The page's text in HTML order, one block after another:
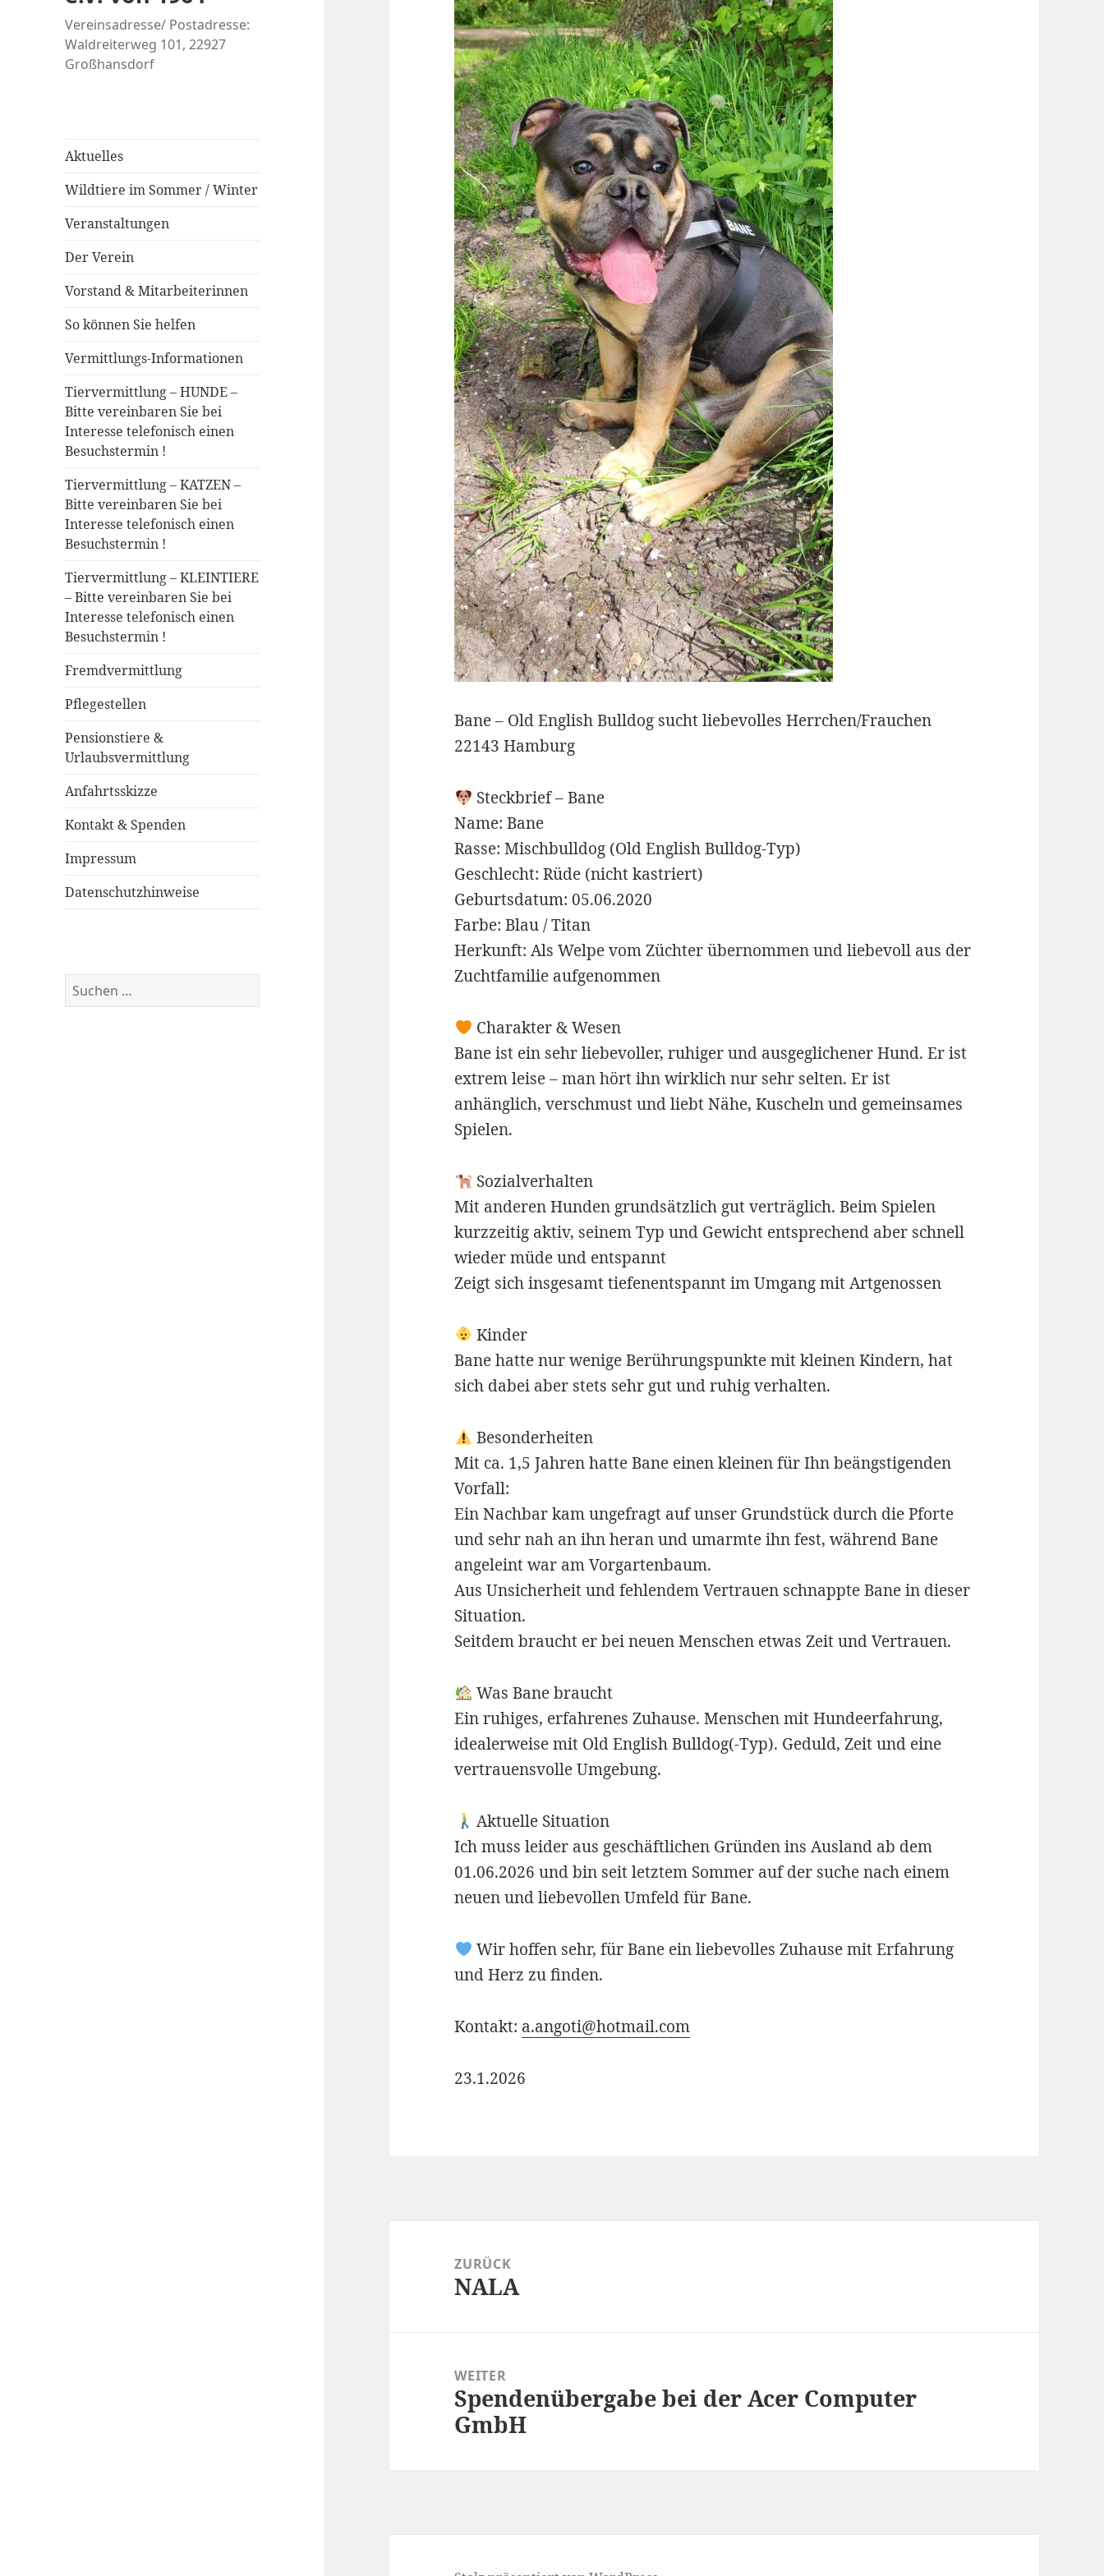
Vereinsadresse/ Postadresse:
Waldreiterweg 101, 22927
Großhansdorf
Aktuelles
Wildtiere im Sommer / Winter
Veranstaltungen
Der Verein
Vorstand & Mitarbeiterinnen
So können Sie helfen
Vermittlungs-Informationen
Tiervermittlung – HUNDE –
Bitte vereinbaren Sie bei
Interesse telefonisch einen
Besuchstermin !
Tiervermittlung – KATZEN –
Bitte vereinbaren Sie bei
Interesse telefonisch einen
Besuchstermin !
Tiervermittlung – KLEINTIERE
– Bitte vereinbaren Sie bei
Interesse telefonisch einen
Besuchstermin !
Fremdvermittlung
Pflegestellen
Pensionstiere &
Urlaubsvermittlung
Anfahrtsskizze
Kontakt & Spenden
Impressum
Datenschutzhinweise
Suchen
nach:
Bane – Old English Bulldog sucht liebevolles Herrchen/Frauchen
22143 Hamburg
Steckbrief – Bane
Name: Bane
Rasse: Mischbulldog (Old English Bulldog-Typ)
Geschlecht: Rüde (nicht kastriert)
Geburtsdatum: 05.06.2020
Farbe: Blau / Titan
Herkunft: Als Welpe vom Züchter übernommen und liebevoll aus der
Zuchtfamilie aufgenommen
Charakter & Wesen
Bane ist ein sehr liebevoller, ruhiger und ausgeglichener Hund. Er ist
extrem leise – man hört ihn wirklich nur sehr selten. Er ist
anhänglich, verschmust und liebt Nähe, Kuscheln und gemeinsames
Spielen.
Sozialverhalten
Mit anderen Hunden grundsätzlich gut verträglich. Beim Spielen
kurzzeitig aktiv, seinem Typ und Gewicht entsprechend aber schnell
wieder müde und entspannt
Zeigt sich insgesamt tiefenentspannt im Umgang mit Artgenossen
Kinder
Bane hatte nur wenige Berührungspunkte mit kleinen Kindern, hat
sich dabei aber stets sehr gut und ruhig verhalten.
Besonderheiten
Mit ca. 1,5 Jahren hatte Bane einen kleinen für Ihn beängstigenden
Vorfall:
Ein Nachbar kam ungefragt auf unser Grundstück durch die Pforte
und sehr nah an ihn heran und umarmte ihn fest, während Bane
angeleint war am Vorgartenbaum.
Aus Unsicherheit und fehlendem Vertrauen schnappte Bane in dieser
Situation.
Seitdem braucht er bei neuen Menschen etwas Zeit und Vertrauen.
Was Bane braucht
Ein ruhiges, erfahrenes Zuhause. Menschen mit Hundeerfahrung,
idealerweise mit Old English Bulldog(-Typ). Geduld, Zeit und eine
vertrauensvolle Umgebung.
Aktuelle Situation
Ich muss leider aus geschäftlichen Gründen ins Ausland ab dem
01.06.2026 und bin seit letztem Sommer auf der suche nach einem
neuen und liebevollen Umfeld für Bane.
Wir hoffen sehr, für Bane ein liebevolles Zuhause mit Erfahrung
und Herz zu finden.
Kontakt: a.angoti@hotmail.com
23.1.2026
ZURÜCK
Vorheriger
NALA
WEITER
Nächster
Beitrag:
Spendenübergabe bei der Acer Computer
GmbH